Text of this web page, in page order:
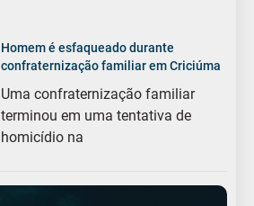
Homem é esfaqueado durante
confraternização familiar em Criciúma
Uma confraternização familiar
terminou em uma tentativa de
homicídio na